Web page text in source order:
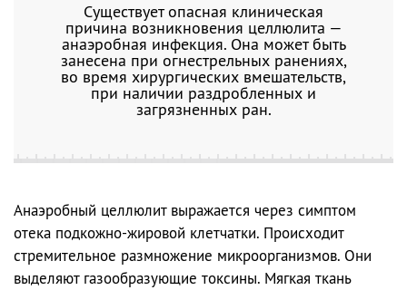
Существует опасная клиническая
причина возникновения целлюлита —
анаэробная инфекция. Она может быть
занесена при огнестрельных ранениях,
во время хирургических вмешательств,
при наличии раздробленных и
загрязненных ран.
Анаэробный целлюлит выражается через симптом
отека подкожно-жировой клетчатки. Происходит
стремительное размножение микроорганизмов. Они
выделяют газообразующие токсины. Мягкая ткань